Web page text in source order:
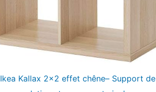
Ikea Kallax 2×2 effet chêne– Support de